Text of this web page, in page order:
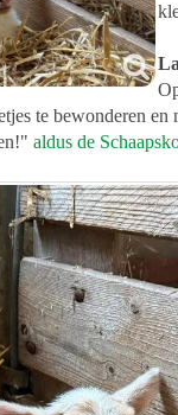
te bewonderen
aldus de